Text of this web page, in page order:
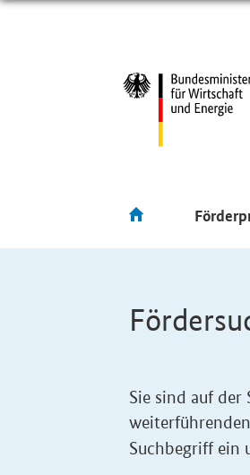
Sie sind auf
Suchbegriff ein